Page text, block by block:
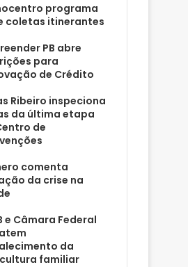
programa
coletas itinerantes
PB abre
para
de Crédito
Ribeiro inspeciona
da última etapa
de
comenta
da crise na
e Câmara Federal
da
familiar